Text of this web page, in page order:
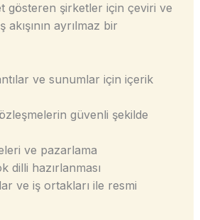
gösteren şirketler için çeviri ve
ayrılmaz bir
ve sunumlar için içerik
güvenli şekilde
ve pazarlama
dilli hazırlanması
ve iş ortakları ile resmi